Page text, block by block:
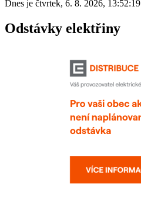
Dnes je čtvrtek, 6. 8. 2026, 13:52:19
Odstávky elektřiny